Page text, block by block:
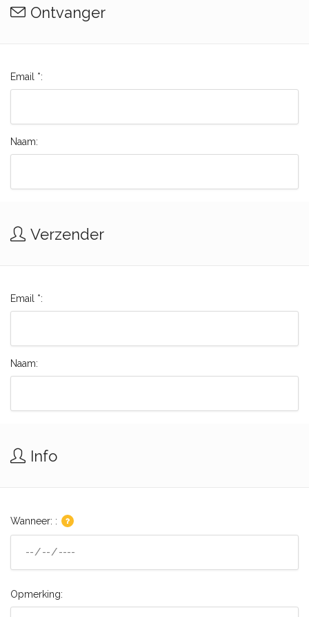
Ontvanger
Email *:
Naam:
Verzender
Email *:
Naam:
Info
Wanneer: :
Opmerking: